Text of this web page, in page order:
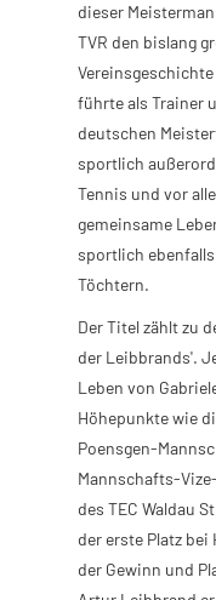
dieser
TVR den bislang
führte als Trainer
deutschen
sportlich
Tennis und vor
gemeinsame
sportlich
Töchtern.
Der Titel zählt zu
der Leibbrands'.
Leben von
Höhepunkte wie
Poensgen-
Mannschafts-
des TEC Waldau
der erste Platz
der Gewinn und